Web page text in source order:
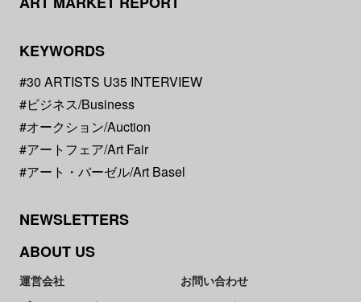
KEYWORDS
#30 ARTISTS U35 INTERVIEW
#ビジネス/Business
#オークション/Auction
#アートフェア/Art Fair
#アート・バーゼル/Art Basel
NEWSLETTERS
ABOUT US
運営会社
お問い合わせ